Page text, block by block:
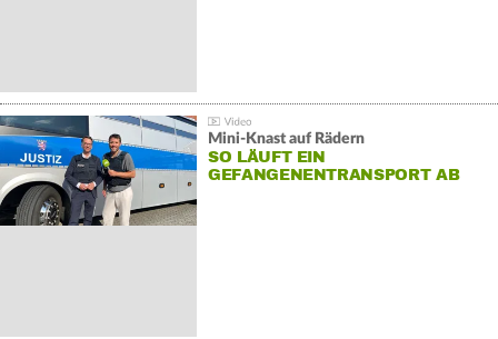
Mini-Knast auf Rädern
SO LÄUFT EIN
GEFANGENENTRANSPORT AB